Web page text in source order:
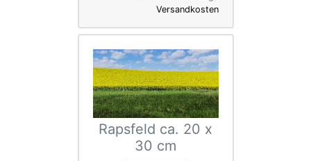
Versandkosten
Rapsfeld ca. 20 x
30 cm